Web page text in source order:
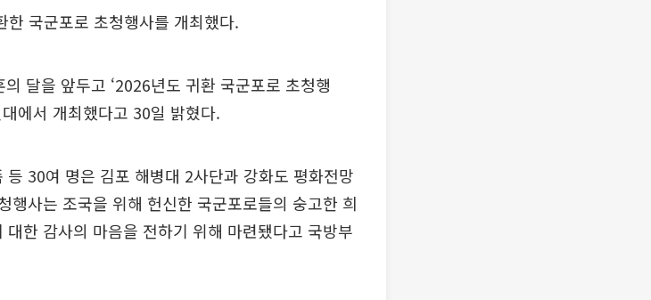
한 국군포로 초청행사를 개최했다.
달을 앞두고 ‘2026년도 귀환 국군포로 초청행
에서 개최했다고 30일 밝혔다.
등 30여 명은 김포 해병대 2사단과 강화도 평화전망
행사는 조국을 위해 헌신한 국군포로들의 숭고한 희
한 감사의 마음을 전하기 위해 마련됐다고 국방부